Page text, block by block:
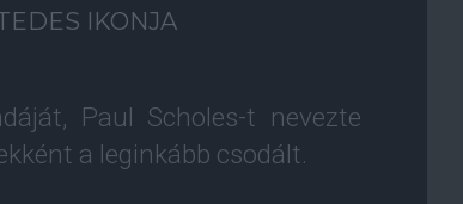
IKONJA
Paul Scholes-t nevezte
a leginkább csodált.